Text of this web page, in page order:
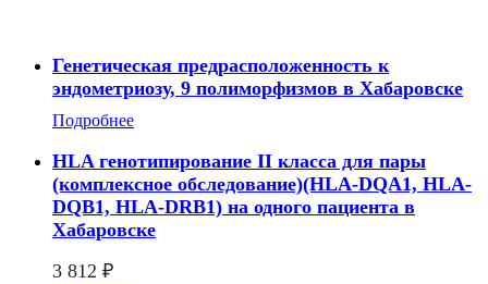
Генетическая предрасположенность к
эндометриозу, 9 полиморфизмов в Хабаровске
Подробнее
HLA генотипирование II класса для пары
(комплексное обследование)(HLA-DQA1, HLA-
DQB1, HLA-DRB1) на одного пациента в
Хабаровске
3 812 ₽